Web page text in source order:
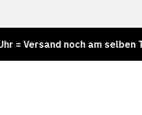
noch am selben Tag